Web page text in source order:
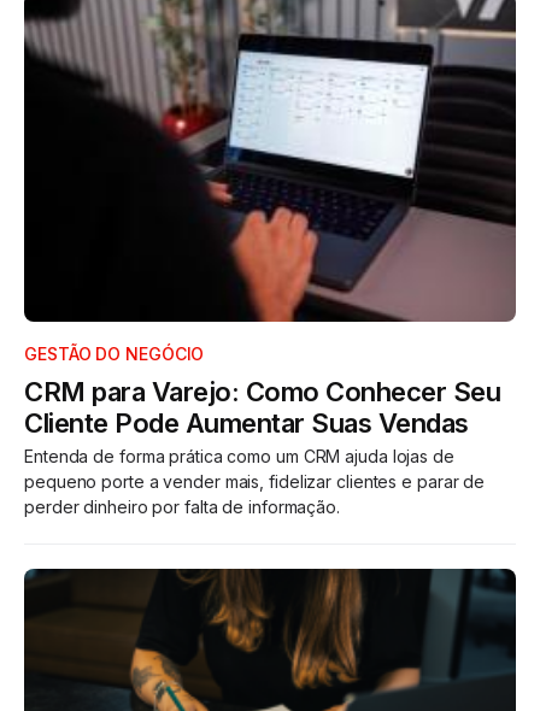
GESTÃO DO NEGÓCIO
CRM para Varejo: Como Conhecer Seu
Cliente Pode Aumentar Suas Vendas
Entenda de forma prática como um CRM ajuda lojas de
pequeno porte a vender mais, fidelizar clientes e parar de
perder dinheiro por falta de informação.